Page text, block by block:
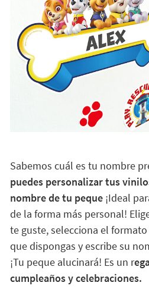
Sabemos cuál es tu nombre
puedes personalizar tus
nombre de tu peque¡Ideal
de la forma más personal!
te guste, selecciona el
que dispongas y escribe su
¡Tu peque alucinará! Es un r
cumpleaños y celebraciones.